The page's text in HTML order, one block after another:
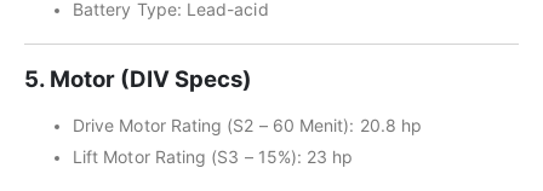
Battery Type: Lead-acid
5. Motor (DIV Specs)
Drive Motor Rating (S2 – 60 Menit): 20.8 hp
Lift Motor Rating (S3 – 15%): 23 hp